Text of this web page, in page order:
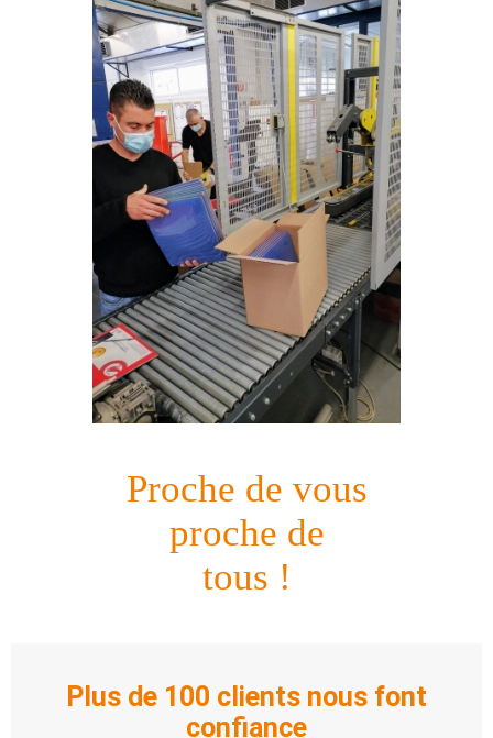
Proche de vous
proche de
tous !
Plus de 100 clients nous font
confiance